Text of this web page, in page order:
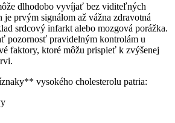
dlhodobo vyvíjať bez viditeľných
je prvým signálom až vážna zdravotná
srdcový infarkt alebo mozgová porážka.
pozornosť pravidelným kontrolám u
faktory, ktoré môžu prispieť k zvýšenej
vysokého cholesterolu patria: